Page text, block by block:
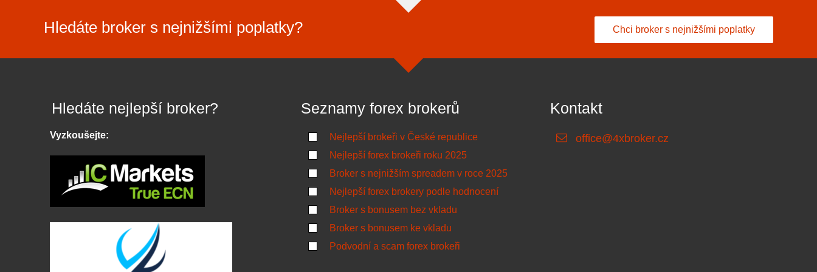
Hledáte broker s nejnižšími poplatky? Chci broker s nejnižšími poplatky
Hledáte nejlepší broker?
Vyzkoušejte:
Seznamy forex brokerů
Nejlepší brokeři v České republice
Nejlepší forex brokeři roku 2025
Broker s nejnižším spreadem v roce 2025
Nejlepší forex brokery podle hodnocení
Broker s bonusem bez vkladu
Broker s bonusem ke vkladu
Podvodní a scam forex brokeři
Kontakt
office@4xbroker.cz